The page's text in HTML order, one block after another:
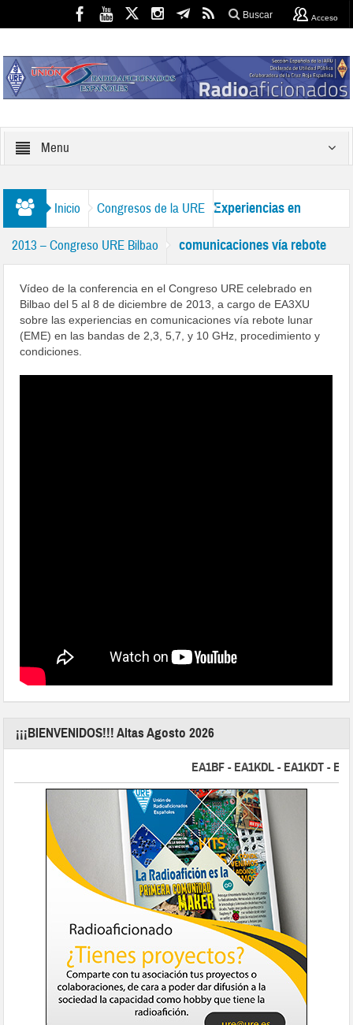
Buscar Acceso
Menu
Inicio Congresos de la URE
2013 – Congreso URE Bilbao
Experiencias en
comunicaciones vía rebote
lunar (EME) en 2,3, 5,7, y 10 GHz, por EA3XU – Vídeo
Vídeo de la conferencia en el Congreso URE celebrado en
Bilbao del 5 al 8 de diciembre de 2013, a cargo de EA3XU
sobre las experiencias en comunicaciones vía rebote lunar
(EME) en las bandas de 2,3, 5,7, y 10 GHz, procedimiento y
condiciones.
¡¡¡BIENVENIDOS!!! Altas Agosto 2026
EA1BF - EA1KDL - EA1KDT -